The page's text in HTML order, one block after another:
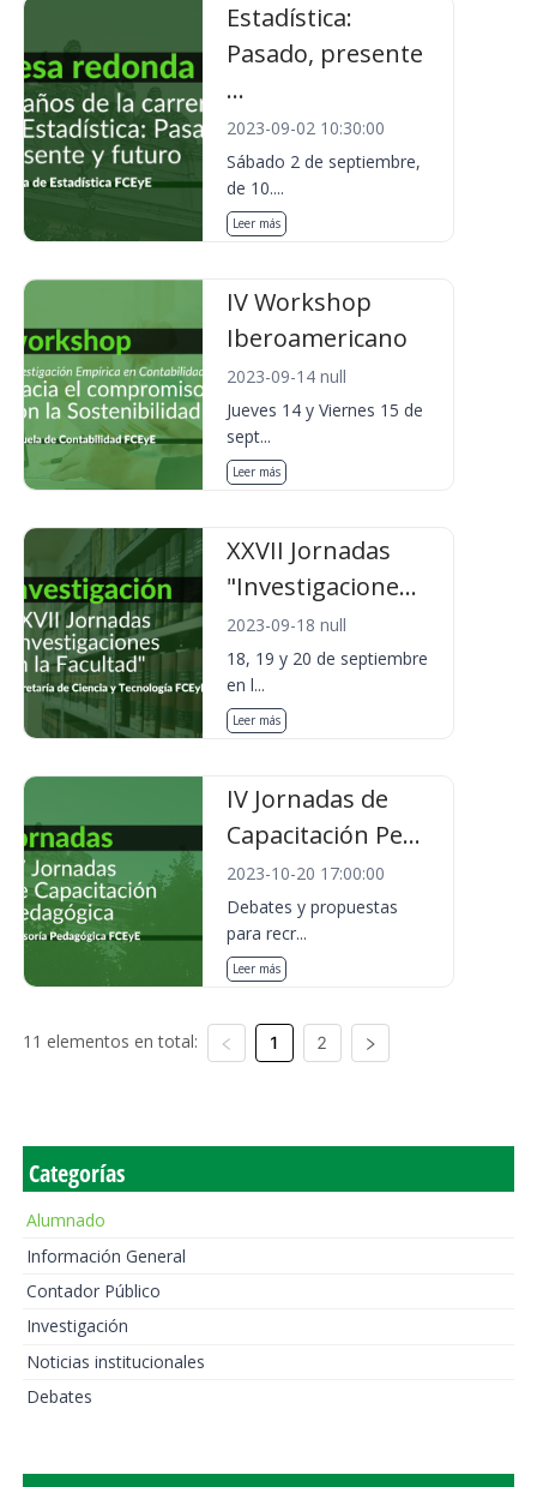
Estadística:
Pasado, presente
...
2023-09-02 10:30:00
Sábado 2 de septiembre,
de 10....
Leer más
IV Workshop
Iberoamericano
2023-09-14 null
Jueves 14 y Viernes 15 de
sept...
Leer más
XXVII Jornadas
"Investigacione...
2023-09-18 null
18, 19 y 20 de septiembre
en l...
Leer más
IV Jornadas de
Capacitación Pe...
2023-10-20 17:00:00
Debates y propuestas
para recr...
Leer más
11 elementos en total: 1 2
Categorías
Alumnado
Información General
Contador Público
Investigación
Noticias institucionales
Debates